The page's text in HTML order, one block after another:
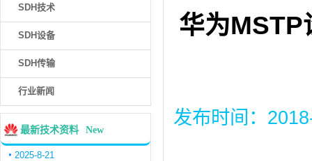
SDH技术
SDH设备
SDH传输
行业新闻
最新技术资料 New
2025-8-21
华为
发布时间：